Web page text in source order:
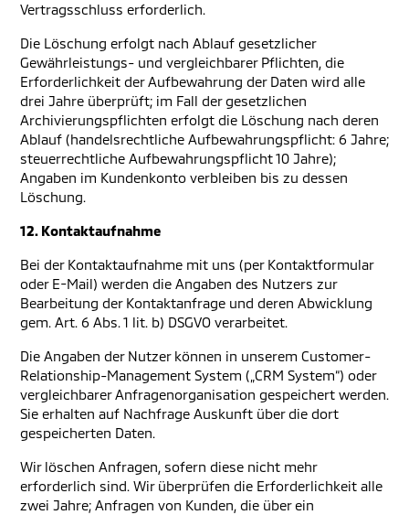
Vertragsschluss erforderlich.
Die Löschung erfolgt nach Ablauf gesetzlicher
Gewährleistungs- und vergleichbarer Pflichten, die
Erforderlichkeit der Aufbewahrung der Daten wird alle
drei Jahre überprüft; im Fall der gesetzlichen
Archivierungspflichten erfolgt die Löschung nach deren
Ablauf (handelsrechtliche Aufbewahrungspflicht: 6 Jahre;
steuerrechtliche Aufbewahrungspflicht 10 Jahre);
Angaben im Kundenkonto verbleiben bis zu dessen
Löschung.
12. Kontaktaufnahme
Bei der Kontaktaufnahme mit uns (per Kontaktformular
oder E-Mail) werden die Angaben des Nutzers zur
Bearbeitung der Kontaktanfrage und deren Abwicklung
gem. Art. 6 Abs. 1 lit. b) DSGVO verarbeitet.
Die Angaben der Nutzer können in unserem Customer-
Relationship-Management System („CRM System“) oder
vergleichbarer Anfragenorganisation gespeichert werden.
Sie erhalten auf Nachfrage Auskunft über die dort
gespeicherten Daten.
Wir löschen Anfragen, sofern diese nicht mehr
erforderlich sind. Wir überprüfen die Erforderlichkeit alle
zwei Jahre; Anfragen von Kunden, die über ein